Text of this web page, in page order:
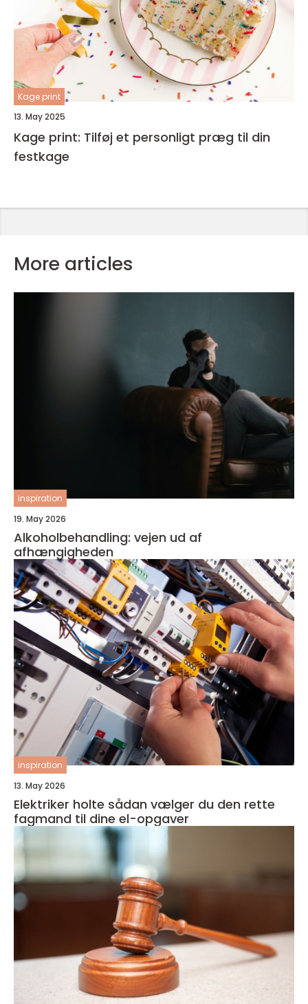
Kage print
13. May 2025
Kage print: Tilføj et personligt præg til din
festkage
More articles
inspiration
19. May 2026
Alkoholbehandling: vejen ud af
afhængigheden
inspiration
13. May 2026
Elektriker holte sådan vælger du den rette
fagmand til dine el-opgaver